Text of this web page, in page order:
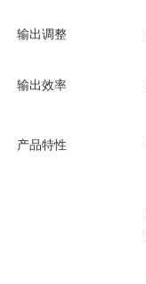
输出调整
输出效率
产品特性